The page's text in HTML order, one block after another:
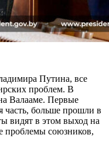
Путина, все
проблем. В
Валааме. Первые
часть, больше прошли в
видят в этом выход на
проблемы союзников,